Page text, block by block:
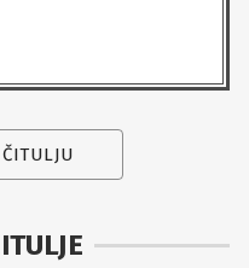
ČITULJU